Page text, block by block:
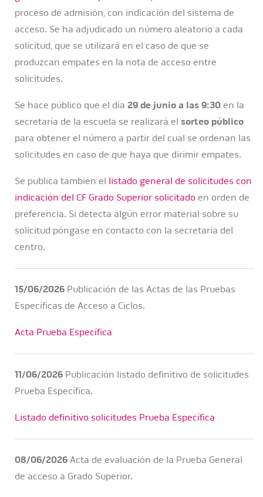
proceso de admisión, con indicación del sistema de
acceso. Se ha adjudicado un número aleatorio a cada
solicitud, que se utilizará en el caso de que se
produzcan empates en la nota de acceso entre
solicitudes.
Se hace público que el día 29 de junio a las 9:30 en la
secretaría de la escuela se realizará el sorteo público
para obtener el número a partir del cual se ordenan las
solicitudes en caso de que haya que dirimir empates.
Se publica también el listado general de solicitudes con
indicación del CF Grado Superior solicitado en orden de
preferencia. Si detecta algún error material sobre su
solicitud póngase en contacto con la secretaría del
centro.
15/06/2026 Publicación de las Actas de las Pruebas
Específicas de Acceso a Ciclos.
Acta Prueba Específica
11/06/2026 Publicación listado definitivo de solicitudes
Prueba Específica.
Listado definitivo solicitudes Prueba Específica
08/06/2026 Acta de evaluación de la Prueba General
de acceso a Grado Superior.